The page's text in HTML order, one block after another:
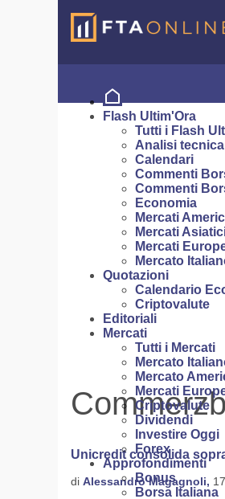
Flash Ultim'Ora
Tutti i Flash
Analisi tecnica
Calendari
Commenti
Commenti
Economia
Mercati
Mercati
Mercati
Mercato
Quotazioni
Calendario
Criptovalute
Editoriali
Mercati
Tutti i Mercati
Mercato
Mercato
Mercati
Criptovalute
Dividendi
Investire Oggi
Forex
Approfondimenti
Bonus
Borsa Italiana
Unicredit consolida
di Alessandro Magagnoli,